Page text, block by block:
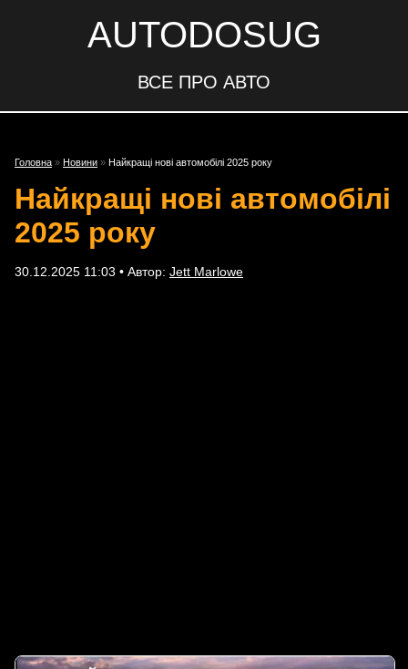
AUTODOSUG
ВСЕ ПРО АВТО
Головна » Новини » Найкращі нові автомобілі 2025 року
Найкращі нові автомобілі
2025 року
30.12.2025 11:03 • Автор: Jett Marlowe